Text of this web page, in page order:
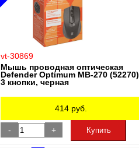
vt-30869
Мышь проводная оптическая
Defender Optimum MB-270 (52270)
3 кнопки, черная
414руб.
- + Купить